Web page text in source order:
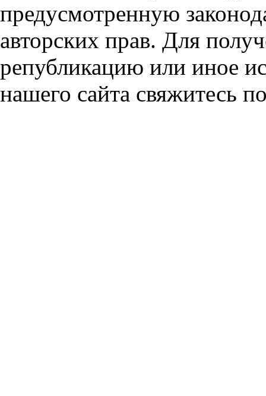
предусмотренную
авторских прав. Для
републикацию или иное
нашего сайта свяжитесь